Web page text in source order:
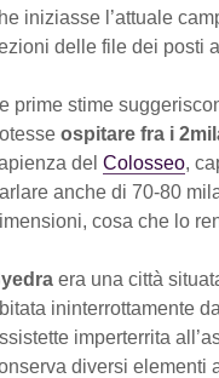
iniziasse l’attuale
delle file dei posti
prime stime
ospitare fra i
del Colosseo,
anche di 70-80
cosa che lo
era una città
ininterrottamente
imperterrita
diversi elementi